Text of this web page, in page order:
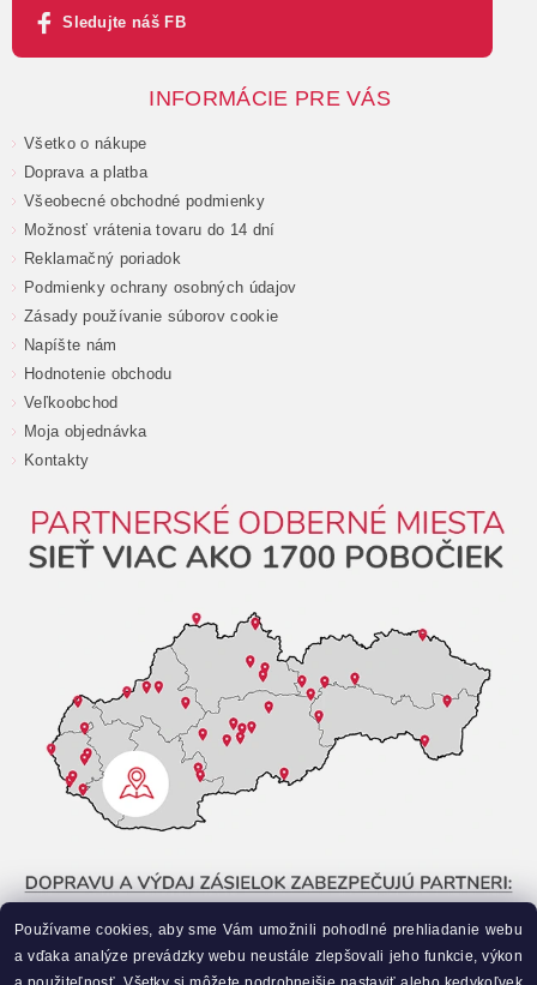
Sledujte náš FB
INFORMÁCIE PRE VÁS
Všetko o nákupe
Doprava a platba
Všeobecné obchodné podmienky
Možnosť vrátenia tovaru do 14 dní
Reklamačný poriadok
Podmienky ochrany osobných údajov
Zásady používanie súborov cookie
Napíšte nám
Hodnotenie obchodu
Veľkoobchod
Moja objednávka
Kontakty
Používame cookies, aby sme Vám umožnili pohodlné prehliadanie webu
a vďaka analýze prevádzky webu neustále zlepšovali jeho funkcie, výkon